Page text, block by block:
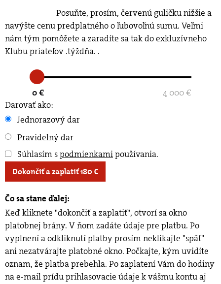
navýšte cenu predplatného o ľubovoľnú sumu. Veľmi
nám tým pomôžete a zaradíte sa tak do exkluzívneho
Klubu priateľov .týždňa. .
0 €
4 000 €
Darovať ako:
Jednorazový dar
Pravidelný dar
Súhlasím spodmienkamipoužívania.
Dokončiť a zaplatiť180€
Čo sa stane ďalej:
Keď kliknete "dokončiť a zaplatiť", otvorí sa okno
platobnej brány. V ňom zadáte údaje pre platbu. Po
vyplnení a odkliknutí platby prosím neklikajte "späť"
ani nezatvárajte platobné okno. Počkajte, kým uvidíte
oznam, že platba prebehla. Po zaplatení Vám do hodiny
na e-mail prídu prihlasovacie údaje k vášmu kontu aj